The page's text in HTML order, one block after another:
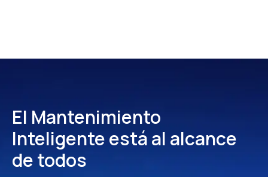
El Mantenimiento
Inteligenteestá al alcance
de todos